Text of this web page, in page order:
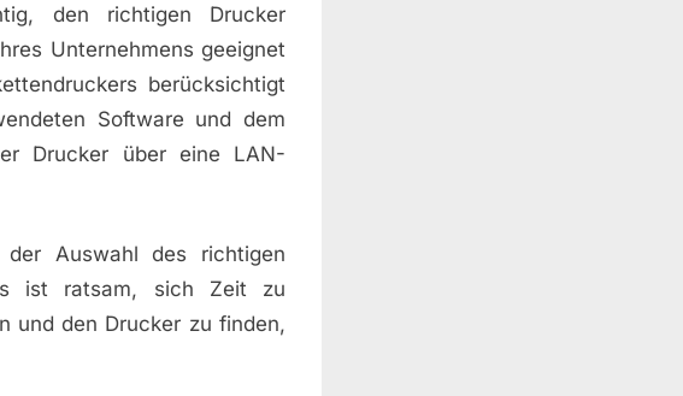
den richtigen Drucker
Unternehmens geeignet
berücksichtigt
Software und dem
Drucker über eine LAN-
Auswahl des richtigen
ist ratsam, sich Zeit zu
und den Drucker zu finden,